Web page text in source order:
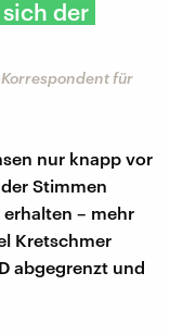
der
für
nur knapp vor
Stimmen
– mehr
Kretschmer
abgegrenzt und